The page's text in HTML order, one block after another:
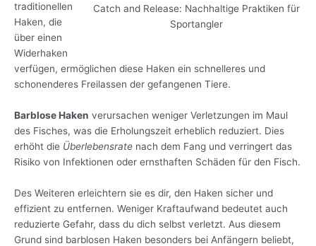
Catch and Release: Nachhaltige Praktiken für
Sportangler
traditionellen
Haken, die
über einen
Widerhaken
verfügen, ermöglichen diese Haken ein schnelleres und
schonenderes Freilassen der gefangenen Tiere.
Barblose Haken verursachen weniger Verletzungen im Maul
des Fisches, was die Erholungszeit erheblich reduziert. Dies
erhöht die Überlebensrate nach dem Fang und verringert das
Risiko von Infektionen oder ernsthaften Schäden für den Fisch.
Des Weiteren erleichtern sie es dir, den Haken sicher und
effizient zu entfernen. Weniger Kraftaufwand bedeutet auch
reduzierte Gefahr, dass du dich selbst verletzt. Aus diesem
Grund sind barblosen Haken besonders bei Anfängern beliebt,